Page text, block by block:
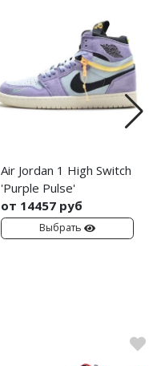
Air Jordan 1 High Switch
'Purple Pulse'
от 14457 руб
Выбрать